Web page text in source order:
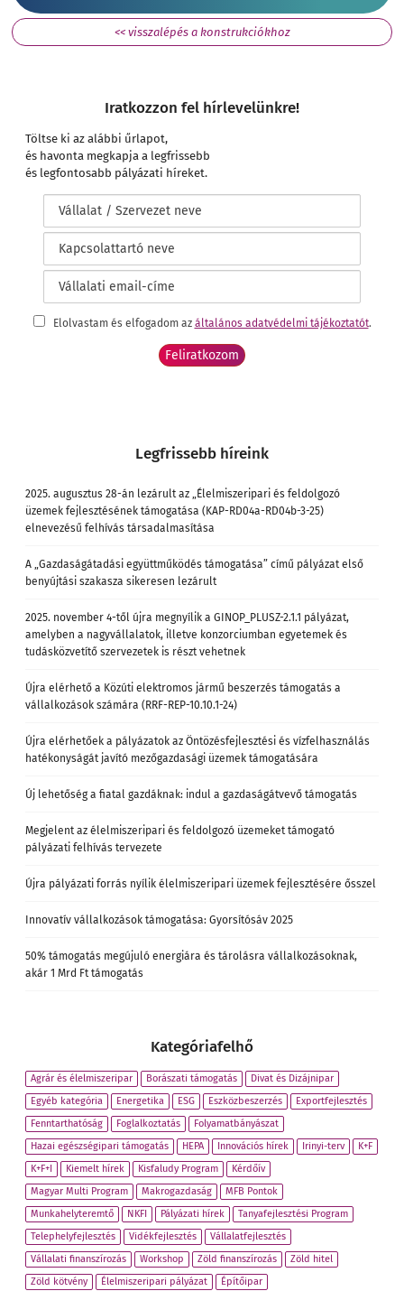
<< visszalépés a konstrukciókhoz
Iratkozzon fel hírlevelünkre!
Töltse ki az alábbi űrlapot,
és havonta megkapja a legfrissebb
és legfontosabb pályázati híreket.
Elolvastam és elfogadom az általános adatvédelmi tájékoztatót.
Legfrissebb híreink
2025. augusztus 28-án lezárult az „Élelmiszeripari és feldolgozó
üzemek fejlesztésének támogatása (KAP-RD04a-RD04b-3-25)
elnevezésű felhívás társadalmasítása
A „Gazdaságátadási együttműködés támogatása” című pályázat első
benyújtási szakasza sikeresen lezárult
2025. november 4-től újra megnyílik a GINOP_PLUSZ-2.1.1 pályázat,
amelyben a nagyvállalatok, illetve konzorciumban egyetemek és
tudásközvetítő szervezetek is részt vehetnek
Újra elérhető a Közúti elektromos jármű beszerzés támogatás a
vállalkozások számára (RRF-REP-10.10.1-24)
Újra elérhetőek a pályázatok az Öntözésfejlesztési és vízfelhasználás
hatékonyságát javító mezőgazdasági üzemek támogatására
Új lehetőség a fiatal gazdáknak: indul a gazdaságátvevő támogatás
Megjelent az élelmiszeripari és feldolgozó üzemeket támogató
pályázati felhívás tervezete
Újra pályázati forrás nyílik élelmiszeripari üzemek fejlesztésére ősszel
Innovatív vállalkozások támogatása: Gyorsítósáv 2025
50% támogatás megújuló energiára és tárolásra vállalkozásoknak,
akár 1 Mrd Ft támogatás
Kategóriafelhő
Agrár és élelmiszeripar Borászati támogatás
Divat és Dizájnipar
Egyéb kategória
Energetika ESG Eszközbeszerzés
Exportfejlesztés
Fenntarthatóság
Foglalkoztatás
Folyamatbányászat
Hazai egészségipari támogatás
HEPA Innovációs hírek Irinyi-terv
K+F
K+F+I
Kiemelt hírek Kisfaludy Program
Kérdőív
Magyar Multi Program
Makrogazdaság
MFB Pontok
Munkahelyteremtő
NKFI Pályázati hírek
Tanyafejlesztési Program
Telephelyfejlesztés
Vidékfejlesztés
Vállalatfejlesztés
Vállalati finanszírozás
Workshop Zöld finanszírozás
Zöld hitel
Zöld kötvény
Élelmiszeripari pályázat Építőipar